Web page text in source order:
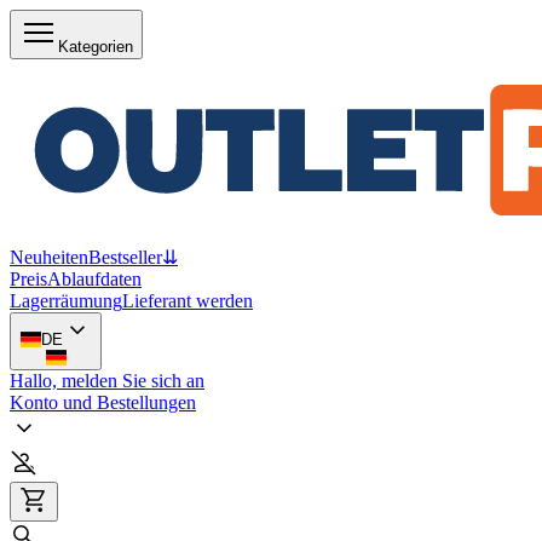
Kategorien
NeuheitenBestseller⇊
PreisAblaufdaten
LagerräumungLieferant werden
DE
Hallo, melden Sie sich an
Konto und Bestellungen